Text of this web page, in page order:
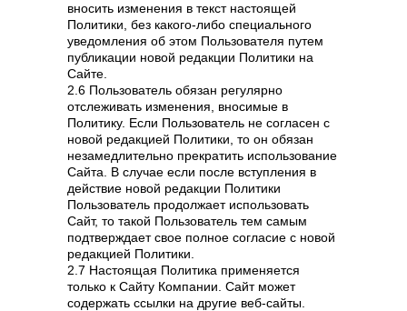
вносить изменения в текст настоящей
Политики, без какого-либо специального
уведомления об этом Пользователя путем
публикации новой редакции Политики на
Сайте.
2.6 Пользователь обязан регулярно
отслеживать изменения, вносимые в
Политику. Если Пользователь не согласен с
новой редакцией Политики, то он обязан
незамедлительно прекратить использование
Сайта. В случае если после вступления в
действие новой редакции Политики
Пользователь продолжает использовать
Сайт, то такой Пользователь тем самым
подтверждает свое полное согласие с новой
редакцией Политики.
2.7 Настоящая Политика применяется
только к Сайту Компании. Сайт может
содержать ссылки на другие веб-сайты.